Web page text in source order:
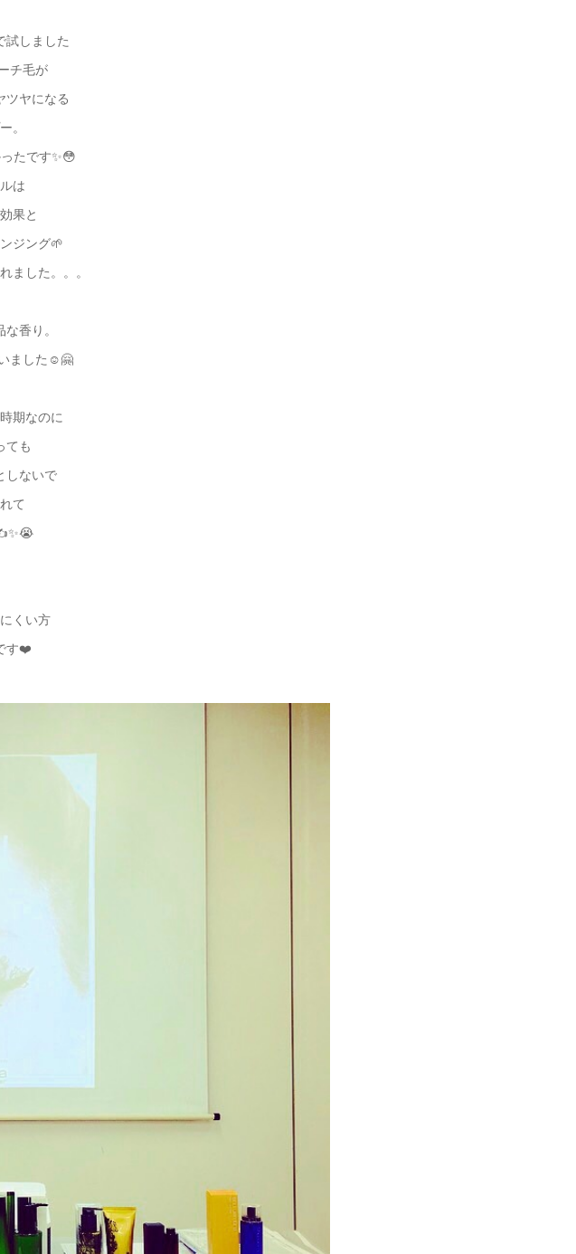
試しました
チ毛が
ツヤになる
。
たです✨😳
は
果と
ジング🌱
ました。。。
香り。
ました☺️🤗
期なのに
ても
しないで
て
くい方
す❤️